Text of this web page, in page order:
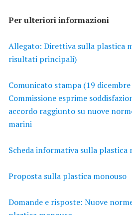
Per ulteriori informazioni
Allegato: Direttiva sulla plastica
risultati principali)
Comunicato stampa (19
Commissione esprime
accordo raggiunto su nuove
marini
Scheda informativa sulla plastica
Proposta sulla plastica monouso
Domande e risposte: Nuove